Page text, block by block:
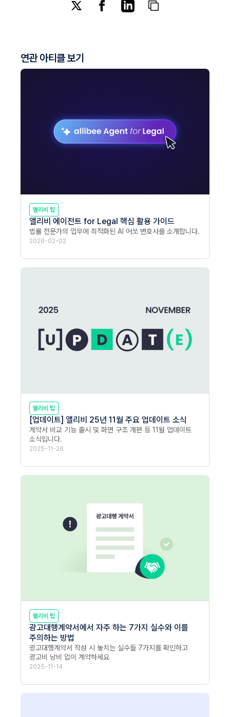
연관 아티클 보기
앨리비 팁
앨리비 에이전트 for Legal 핵심 활용 가이드
법률 전문가의 업무에 최적화된 AI 어쏘 변호사를 소개합니다.
2026-02-02
앨리비 팁
[업데이트] 앨리비 25년 11월 주요 업데이트 소식
계약서 비교 기능 출시 및 화면 구조 개편 등 11월 업데이트
소식입니다.
2025-11-26
앨리비 팁
광고대행계약서에서 자주 하는 7가지 실수와 이를
주의하는 방법
광고대행계약서 작성 시 놓치는 실수들 7가지를 확인하고
광고비 낭비 없이 계약하세요
2025-11-14